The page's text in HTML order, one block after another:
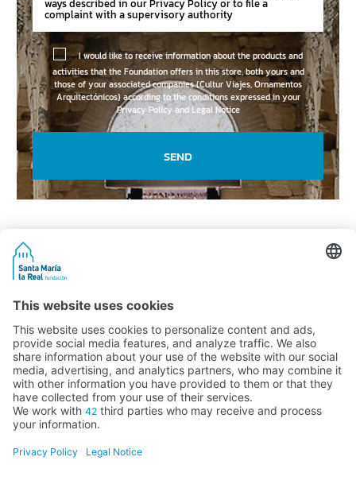
ways described in our Privacy Policy or to file a
complaint with a supervisory authority
I would like to receive information about the products and
activities that the Foundation offers in this store, both yours and
those of your associated companies (Cultur Viajes, Ornamentos
Arquitectónicos) according to the conditions expressed in your
Privacy Policy and Legal Notice
SEND
Activity subsidised by the Ministry of Education, Culture and Sports